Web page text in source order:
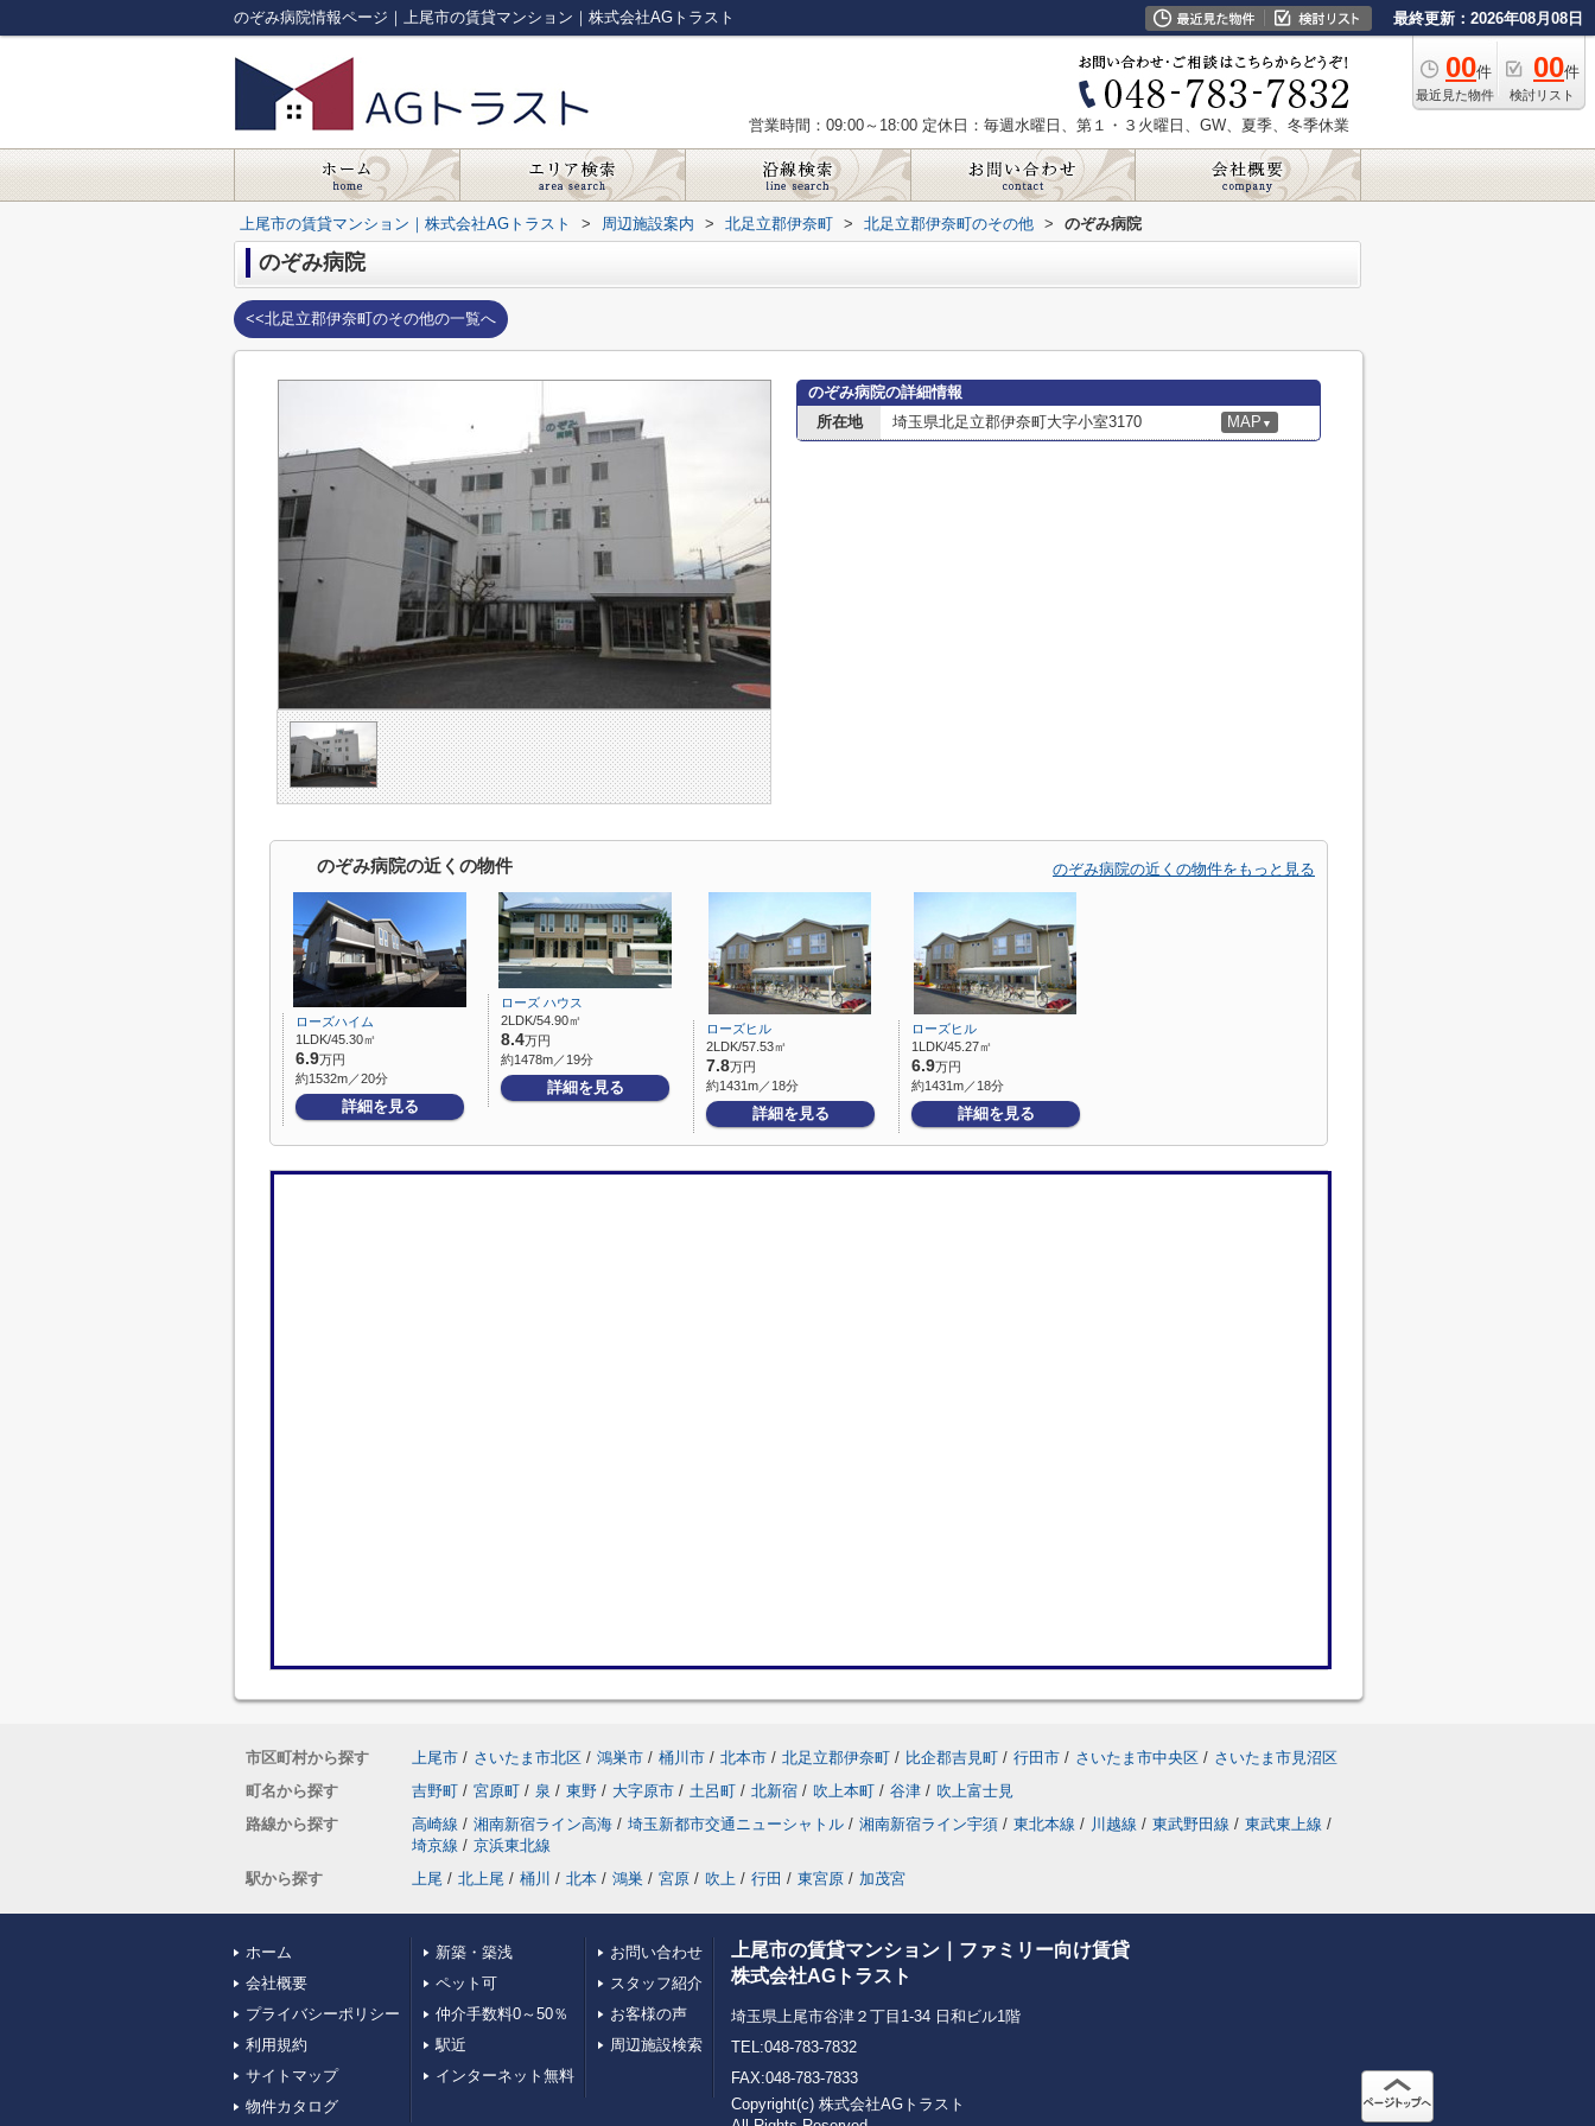
のぞみ病院情報ページ｜上尾市の賃貸マンション｜株式会社AGトラスト 最終更新：2026年08月08日
00件
最近見た物件
00件
検討リスト
営業時間：09:00～18:00 定休日：毎週水曜日、第１・３火曜日、GW、夏季、冬季休業
上尾市の賃貸マンション｜株式会社AGトラスト > 周辺施設案内 > 北足立郡伊奈町 > 北足立郡伊奈町のその他 > のぞみ病院
のぞみ病院
<<北足立郡伊奈町のその他の一覧へ
のぞみ病院の詳細情報
所在地
埼玉県北足立郡伊奈町大字小室3170 MAP ▼
のぞみ病院の近くの物件 のぞみ病院の近くの物件をもっと見る
ローズハイム
1LDK/45.30㎡
6.9万円
約1532m／20分
詳細を見る
ローズ ハウス
2LDK/54.90㎡
8.4万円
約1478m／19分
詳細を見る
ローズヒル
2LDK/57.53㎡
7.8万円
約1431m／18分
詳細を見る
ローズヒル
1LDK/45.27㎡
6.9万円
約1431m／18分
詳細を見る
市区町村から探す 上尾市 / さいたま市北区 / 鴻巣市 / 桶川市 / 北本市 / 北足立郡伊奈町 / 比企郡吉見町 / 行田市 / さいたま市中央区 / さいたま市見沼区
町名から探す
吉野町 / 宮原町 / 泉 / 東野 / 大字原市 / 土呂町 / 北新宿 / 吹上本町 / 谷津 / 吹上富士見
路線から探す
高崎線 / 湘南新宿ライン高海 / 埼玉新都市交通ニューシャトル / 湘南新宿ライン宇須 / 東北本線 / 川越線 / 東武野田線 / 東武東上線 /
埼京線 / 京浜東北線
駅から探す
上尾 / 北上尾 / 桶川 / 北本 / 鴻巣 / 宮原 / 吹上 / 行田 / 東宮原 / 加茂宮
ホーム
会社概要
プライバシーポリシー
利用規約
サイトマップ
物件カタログ
新築・築浅
ペット可
仲介手数料0～50％
駅近
インターネット無料
お問い合わせ
スタッフ紹介
お客様の声
周辺施設検索
上尾市の賃貸マンション｜ファミリー向け賃貸
株式会社AGトラスト
埼玉県上尾市谷津２丁目1-34 日和ビル1階
TEL:048-783-7832
FAX:048-783-7833
Copyright(c) 株式会社AGトラスト